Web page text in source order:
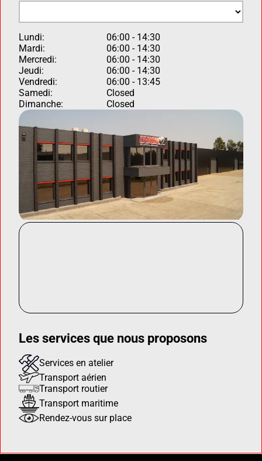
Lundi:
06:00 - 14:30
Mardi:
06:00 - 14:30
Mercredi:
06:00 - 14:30
Jeudi:
06:00 - 14:30
Vendredi:
06:00 - 13:45
Samedi:
Closed
Dimanche:
Closed
Les services que nous proposons
Services en atelier
Transport aérien
Transport routier
Transport maritime
Rendez-vous sur place